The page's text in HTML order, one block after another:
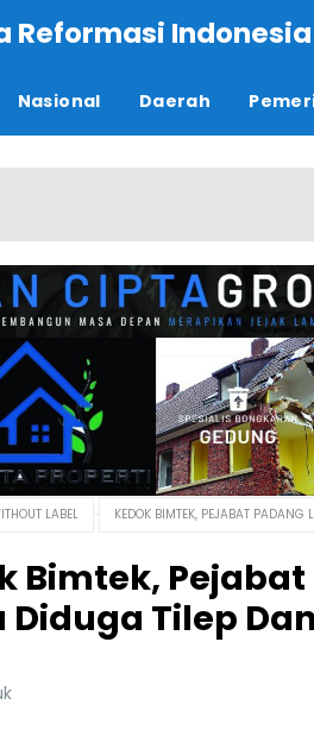
Reformasi
Nasional Daerah
LABEL KEDOK BIMTEK, PEJABAT
Bimtek,
Diduga Tilep